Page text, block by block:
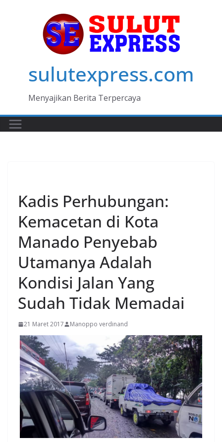
sulutexpress.com
Menyajikan Berita Terpercaya
Kadis Perhubungan:
Kemacetan di Kota
Manado Penyebab
Utamanya Adalah
Kondisi Jalan Yang
Sudah Tidak Memadai
21 Maret 2017 Manoppo verdinand